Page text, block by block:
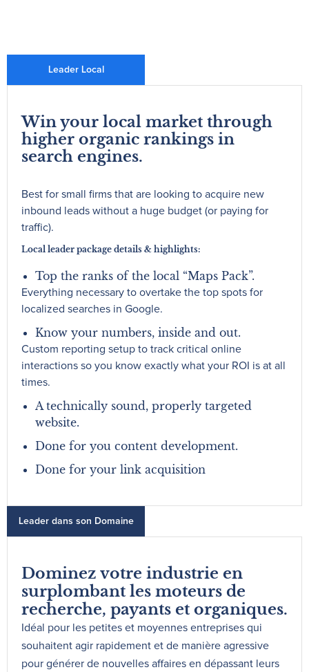
Leader Local
Win your local market through
higher organic rankings in
search engines.
Best for small firms that are looking to acquire new
inbound leads without a huge budget (or paying for
traffic).
Local leader package details & highlights:
Top the ranks of the local “Maps Pack”.
Everything necessary to overtake the top spots for
localized searches in Google.
Know your numbers, inside and out.
Custom reporting setup to track critical online
interactions so you know exactly what your ROI is at all
times.
A technically sound, properly targeted
website.
Done for you content development.
Done for your link acquisition
Leader dans son Domaine
Dominez votre industrie en
surplombant les moteurs de
recherche, payants et organiques.
Idéal pour les petites et moyennes entreprises qui
souhaitent agir rapidement et de manière agressive
pour générer de nouvelles affaires en dépassant leurs